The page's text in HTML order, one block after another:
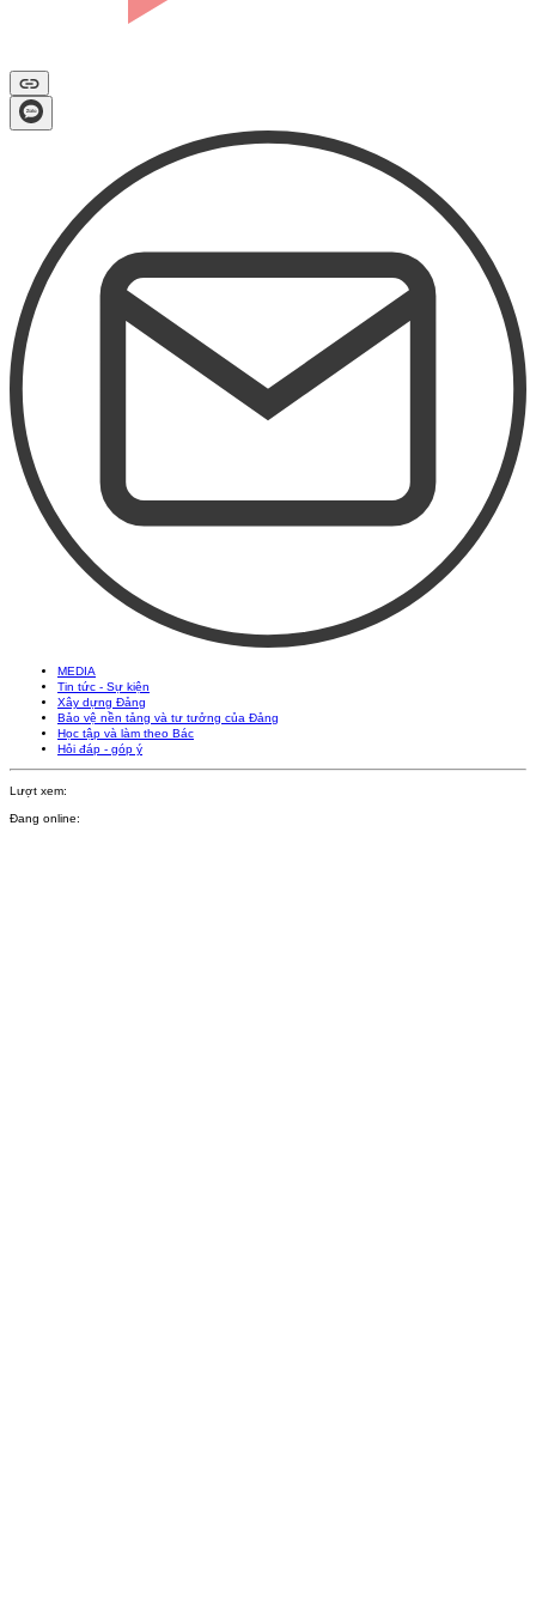
MEDIA
Tin tức - Sự kiện
Xây dựng Đảng
Bảo vệ nền tảng và tư tưởng của Đảng
Học tập và làm theo Bác
Hỏi đáp - góp ý
Lượt xem:
Đang online: